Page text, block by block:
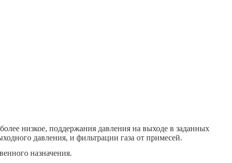
низкое, поддержания давления на выходе в заданных
давления, и фильтрации газа от примесей.
назначения.